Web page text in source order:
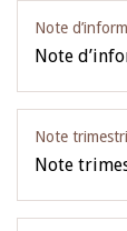
Note
Note
Note
Note